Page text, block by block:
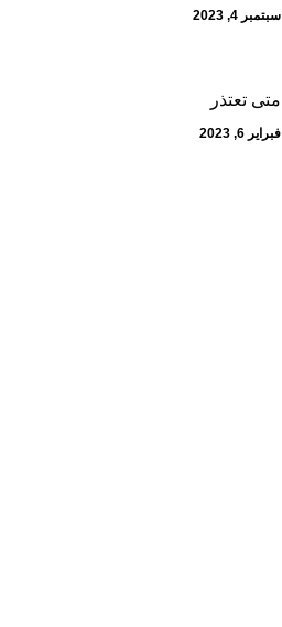
سبتمبر 4, 2023
متى تعتذر
فبراير 6, 2023